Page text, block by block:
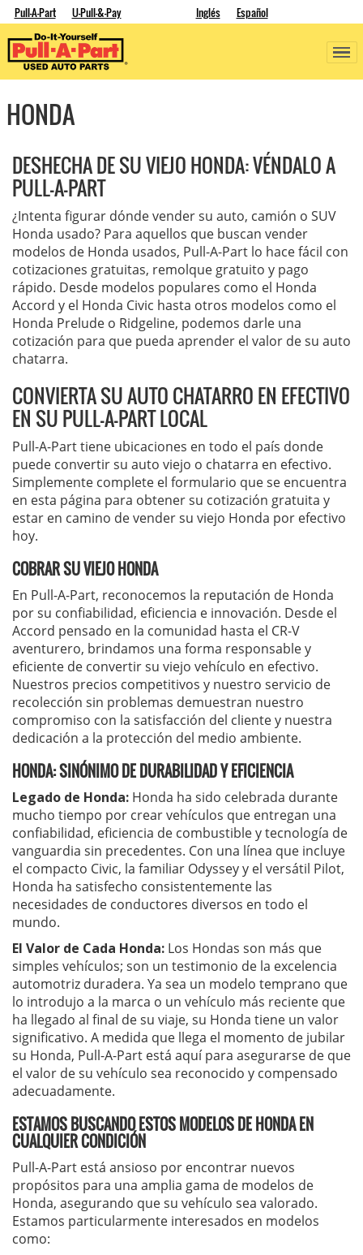
Pull-A-Part U-Pull-&-Pay Inglés Español
HONDA
DESHECHA DE SU VIEJO HONDA: VÉNDALO A
PULL-A-PART
¿Intenta figurar dónde vender su auto, camión o SUV
Honda usado? Para aquellos que buscan vender
modelos de Honda usados, Pull-A-Part lo hace fácil con
cotizaciones gratuitas, remolque gratuito y pago
rápido. Desde modelos populares como el Honda
Accord y el Honda Civic hasta otros modelos como el
Honda Prelude o Ridgeline, podemos darle una
cotización para que pueda aprender el valor de su auto
chatarra.
CONVIERTA SU AUTO CHATARRO EN EFECTIVO
EN SU PULL-A-PART LOCAL
Pull-A-Part tiene ubicaciones en todo el país donde
puede convertir su auto viejo o chatarra en efectivo.
Simplemente complete el formulario que se encuentra
en esta página para obtener su cotización gratuita y
estar en camino de vender su viejo Honda por efectivo
hoy.
COBRAR SU VIEJO HONDA
En Pull-A-Part, reconocemos la reputación de Honda
por su confiabilidad, eficiencia e innovación. Desde el
Accord pensado en la comunidad hasta el CR-V
aventurero, brindamos una forma responsable y
eficiente de convertir su viejo vehículo en efectivo.
Nuestros precios competitivos y nuestro servicio de
recolección sin problemas demuestran nuestro
compromiso con la satisfacción del cliente y nuestra
dedicación a la protección del medio ambiente.
HONDA: SINÓNIMO DE DURABILIDAD Y EFICIENCIA
Legado de Honda: Honda ha sido celebrada durante
mucho tiempo por crear vehículos que entregan una
confiabilidad, eficiencia de combustible y tecnología de
vanguardia sin precedentes. Con una línea que incluye
el compacto Civic, la familiar Odyssey y el versátil Pilot,
Honda ha satisfecho consistentemente las
necesidades de conductores diversos en todo el
mundo.
El Valor de Cada Honda: Los Hondas son más que
simples vehículos; son un testimonio de la excelencia
automotriz duradera. Ya sea un modelo temprano que
lo introdujo a la marca o un vehículo más reciente que
ha llegado al final de su viaje, su Honda tiene un valor
significativo. A medida que llega el momento de jubilar
su Honda, Pull-A-Part está aquí para asegurarse de que
el valor de su vehículo sea reconocido y compensado
adecuadamente.
ESTAMOS BUSCANDO ESTOS MODELOS DE HONDA EN
CUALQUIER CONDICIÓN
Pull-A-Part está ansioso por encontrar nuevos
propósitos para una amplia gama de modelos de
Honda, asegurando que su vehículo sea valorado.
Estamos particularmente interesados en modelos
como: